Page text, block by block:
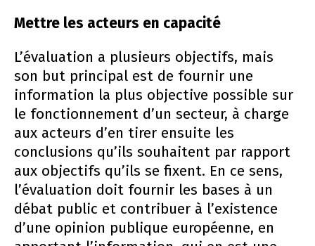
Mettre les acteurs en capacité
L’évaluation a plusieurs objectifs, mais
son but principal est de fournir une
information la plus objective possible sur
le fonctionnement d’un secteur, à charge
aux acteurs d’en tirer ensuite les
conclusions qu’ils souhaitent par rapport
aux objectifs qu’ils se fixent. En ce sens,
l’évaluation doit fournir les bases à un
débat public et contribuer à l’existence
d’une opinion publique européenne, en